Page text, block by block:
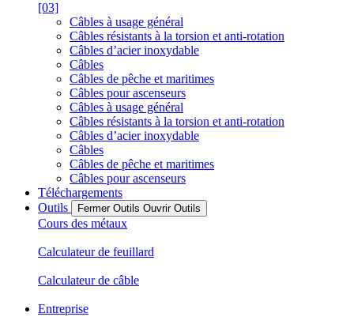
[03]
Câbles à usage général
Câbles résistants à la torsion et anti-rotation
Câbles d’acier inoxydable
Câbles
Câbles de pêche et maritimes
Câbles pour ascenseurs
Câbles à usage général
Câbles résistants à la torsion et anti-rotation
Câbles d’acier inoxydable
Câbles
Câbles de pêche et maritimes
Câbles pour ascenseurs
Téléchargements
Outils
Fermer Outils Ouvrir Outils
Cours des métaux
Calculateur de feuillard
Calculateur de câble
Entreprise